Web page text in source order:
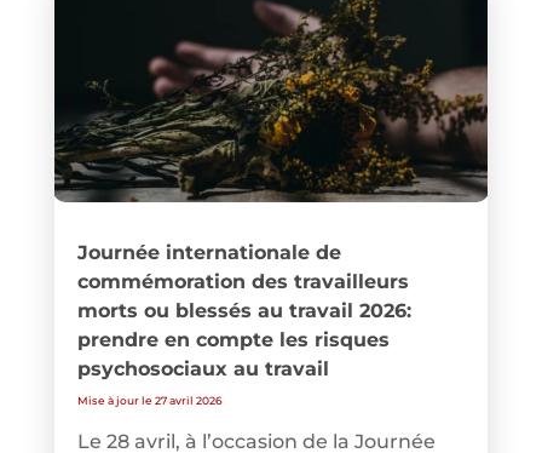
Journée internationale de
commémoration des travailleurs
morts ou blessés au travail 2026:
prendre en compte les risques
psychosociaux au travail
Mise à jour le 27 avril 2026
Le 28 avril, à l’occasion de la Journée